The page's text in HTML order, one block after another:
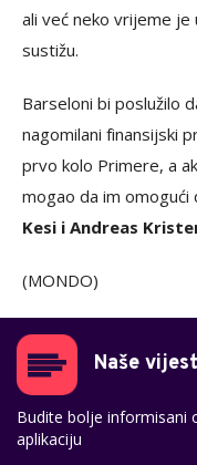
ali već neko vrijeme
sustižu.
Barseloni bi poslužilo
nagomilani finansijski
prvo kolo Primere, a
mogao da im
Kesi i Andreas
(MONDO)
Naše
Budite bolje informisani
aplikaciju